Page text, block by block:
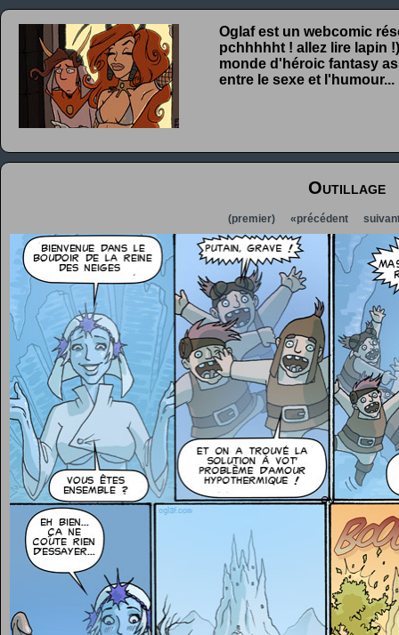
Oglaf est un webcomic
pchhhhht ! allez lire lapin
monde d'héroic fantasy
entre le sexe et l'humour...
Outillage
(premier) «précédent